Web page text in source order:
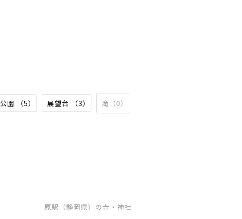
公園 （5） 展望台 （3） 滝（0）
原駅（静岡県）の寺・神社